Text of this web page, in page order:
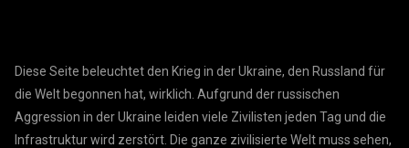
Diese Seite beleuchtet den Krieg in der Ukraine, den Russland für
die Welt begonnen hat, wirklich. Aufgrund der russischen
Aggression in der Ukraine leiden viele Zivilisten jeden Tag und die
Infrastruktur wird zerstört. Die ganze zivilisierte Welt muss sehen,